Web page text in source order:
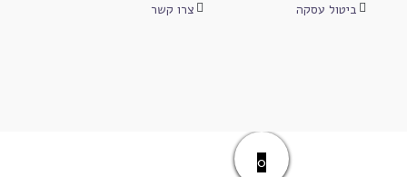
ביטול עסקה
צרו קשר
0